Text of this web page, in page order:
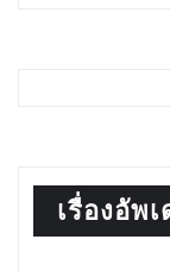
เรื่องอัพ